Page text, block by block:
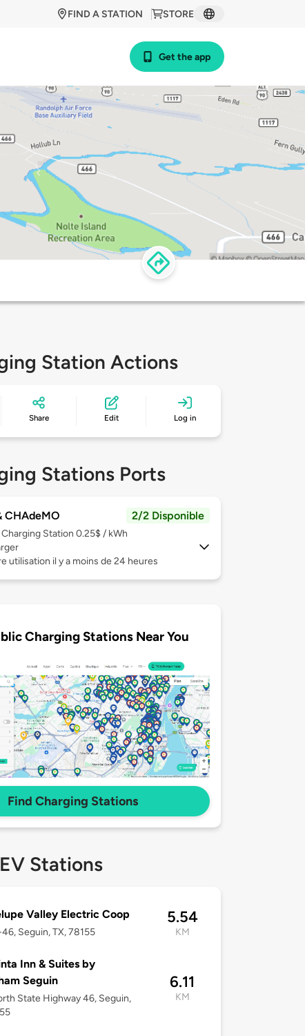
STORE
FIND A STATION
Get the app
Station Actions
Share Edit Log in
Stations Ports
CHAdeMO 2/2 Disponible
Charging Station 0.25$ / kWh
utilisation il y a moins de 24 heures
Charging Stations Near You
Find Charging Stations
Stations
Valley Electric Coop
Seguin, TX, 78155
5.54
KM
Inn & Suites by
Seguin
State Highway 46, Seguin,
6.11
KM